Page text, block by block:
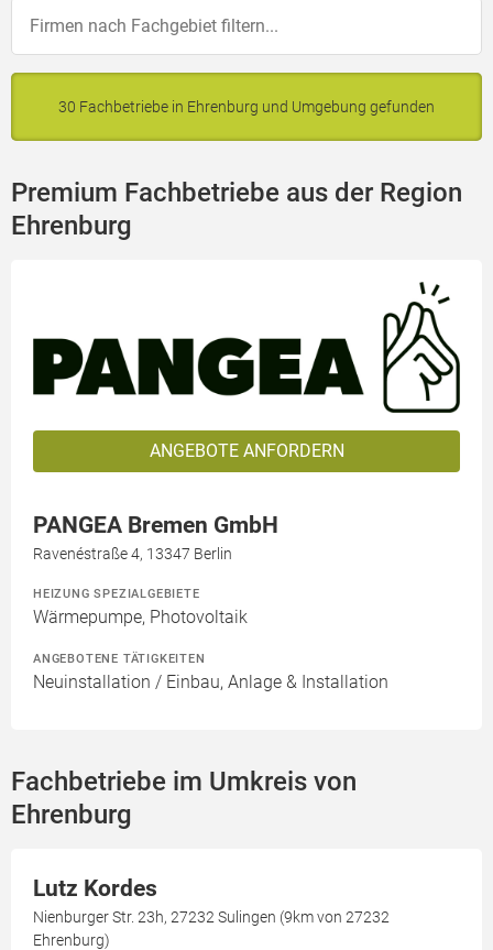
30 Fachbetriebe in Ehrenburg und Umgebung gefunden
Premium Fachbetriebe aus der Region
Ehrenburg
ANGEBOTE ANFORDERN
PANGEA Bremen GmbH
Ravenéstraße 4, 13347 Berlin
HEIZUNG SPEZIALGEBIETE
Wärmepumpe, Photovoltaik
ANGEBOTENE TÄTIGKEITEN
Neuinstallation / Einbau, Anlage & Installation
Fachbetriebe im Umkreis von
Ehrenburg
Lutz Kordes
Nienburger Str. 23h, 27232 Sulingen (9km von 27232
Ehrenburg)